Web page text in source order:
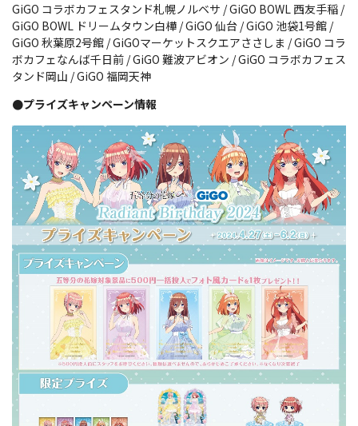
GiGO コラボカフェスタンド札幌ノルベサ / GiGO BOWL 西友手稲 /
GiGO BOWL ドリームタウン白樺 / GiGO 仙台 / GiGO 池袋1号館 /
GiGO 秋葉原2号館 / GiGOマーケットスクエアささしま / GiGO コラ
ボカフェなんば千日前 / GiGO 難波アビオン / GiGO コラボカフェス
タンド岡山 / GiGO 福岡天神
●プライズキャンペーン情報